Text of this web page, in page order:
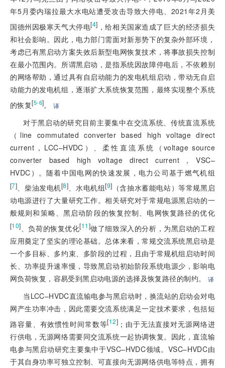
年5月委内瑞拉最大水电站遭受攻击导致大停电、2021年2月美
国德州因极寒天气大停电[4] ，给相关国家造成了巨大的经济损失
和社会影响。因此，电力部门需面对新形势下的复杂外部环境，
考虑已有黑启动方案失效后新型电网恢复技术，将事故损失控制
在最小范围内。所谓黑启动，是指系统因故障停电后，不依赖别
的网络帮助，通过具有自启动能力的发电机组启动，带动无自启
动能力的发电机组，逐渐扩大系统恢复范围，最终实现整个系统
的恢复[5-6]。译
对于黑启动的研究目前主要集中在交流系统、传统直流系统
（line commutated converter based high voltage direct
current，LCC–HVDC）、柔性直流系统（voltage source
converter based high voltage direct current，VSC–
HVDC）。随着中国电网的快速发展，电力公司基于燃气机组
[7]、柴油发电机[8]、水电机组[9] （含抽水蓄能电站）等常规黑启
动电源进行了大量研究工作。相关研究对于常规电源黑启动的一
般规则和策略、黑启动阶段的恢复控制、电网恢复路径的优化
[10] 、负荷的恢复优化[11]做了细致深入的分析，为黑启动的工程
应用奠定了坚实的理论基础。总体来看，常规交流系统黑启动是
一个多目标、多约束、多阶段的过程，且由于常规机组启动时间
长、功率提升速率慢，导致黑启动初始阶段系统电源少，影响电
网负荷恢复，容易受到黑启动电源的选择及恢复路径的制约。
译
当LCC–HVDC直流输电参与黑启动时，换流站的启动会对电
网产生功率冲击，因此需要交流系统满足一定技术要求，包括短
路容量、有效惯性时间常数等[12] ；由于无法直接对无源网络进
行供电，无源网络需要同交流系统一起协调恢复。因此，直流输
电参与黑启动研究主要集中于VSC–HVDC领域。VSC–HVDC由
于其自身功率可独立控制、可直接向无源网络供电等特点，拥有